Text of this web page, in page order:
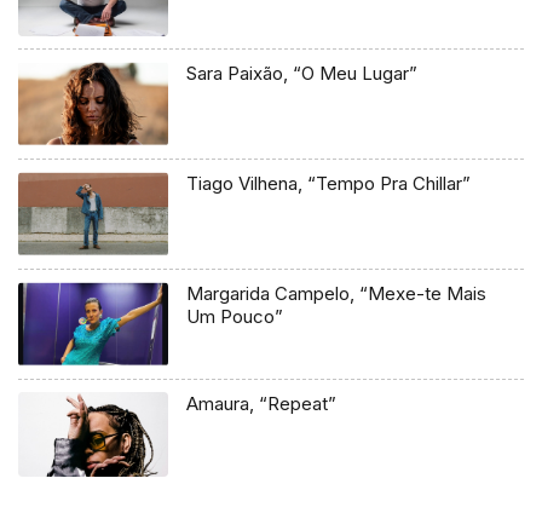
Sara Paixão, “O Meu Lugar”
Tiago Vilhena, “Tempo Pra Chillar”
Margarida Campelo, “Mexe-te Mais
Um Pouco”
Amaura, “Repeat”